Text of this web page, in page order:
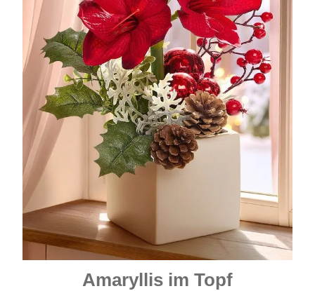
Amaryllis im Topf